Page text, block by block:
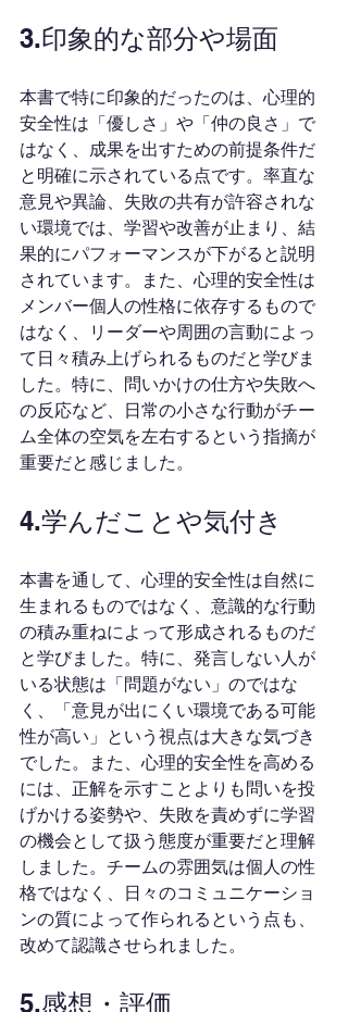
3.印象的な部分や場面
本書で特に印象的だったのは、心理的
安全性は「優しさ」や「仲の良さ」で
はなく、成果を出すための前提条件だ
と明確に示されている点です。率直な
意見や異論、失敗の共有が許容されな
い環境では、学習や改善が止まり、結
果的にパフォーマンスが下がると説明
されています。また、心理的安全性は
メンバー個人の性格に依存するもので
はなく、リーダーや周囲の言動によっ
て日々積み上げられるものだと学びま
した。特に、問いかけの仕方や失敗へ
の反応など、日常の小さな行動がチー
ム全体の空気を左右するという指摘が
重要だと感じました。
4.学んだことや気付き
本書を通して、心理的安全性は自然に
生まれるものではなく、意識的な行動
の積み重ねによって形成されるものだ
と学びました。特に、発言しない人が
いる状態は「問題がない」のではな
く、「意見が出にくい環境である可能
性が高い」という視点は大きな気づき
でした。また、心理的安全性を高める
には、正解を示すことよりも問いを投
げかける姿勢や、失敗を責めずに学習
の機会として扱う態度が重要だと理解
しました。チームの雰囲気は個人の性
格ではなく、日々のコミュニケーショ
ンの質によって作られるという点も、
改めて認識させられました。
5.感想・評価